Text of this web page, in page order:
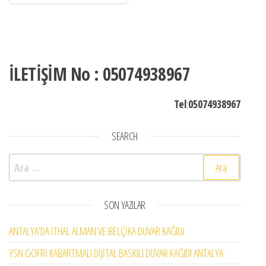
İLETİŞİM No : 05074938967
Tel:05074938967
SEARCH
Arama:
SON YAZILAR
ANTALYA’DA İTHAL ALMAN VE BELÇİKA DUVAR KAĞIDI .
YSN GOFRİ KABARTMALI DİJİTAL BASKILI DUVAR KAĞIDI ANTALYA